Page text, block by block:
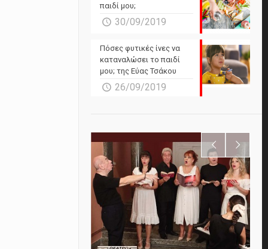
παιδί μου;
30/09/2019
Πόσες φυτικές ίνες να
καταναλώσει το παιδί
μου; της Εύας Τσάκου
26/09/2019